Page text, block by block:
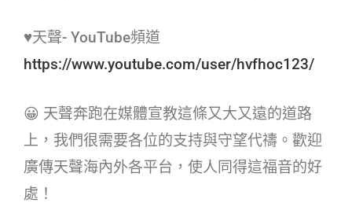
♥天聲- YouTube頻道
https://www.youtube.com/user/hvfhoc123/
😀 天聲奔跑在媒體宣教這條又大又遠的道路
上，我們很需要各位的支持與守望代禱。歡迎
廣傳天聲海內外各平台，使人同得這福音的好
處！